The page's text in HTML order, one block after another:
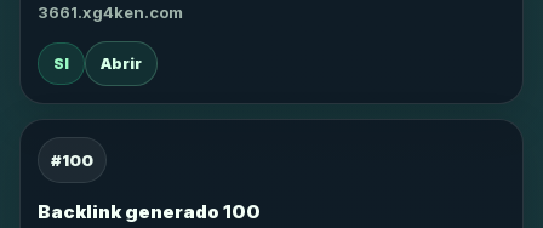
3661.xg4ken.com
SI Abrir
#100
Backlink generado 100